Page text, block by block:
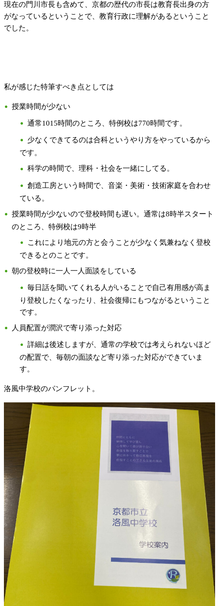
現在の門川市長も含めて、京都の歴代の市長は教育長出身の方
がなっているということで、教育行政に理解があるということ
でした。
私が感じた特筆すべき点としては
授業時間が少ない
通常1015時間のところ、特例校は770時間です。
少なくできてるのは合科というやり方をやっているから
です。
科学の時間で、理科・社会を一緒にしてる。
創造工房という時間で、音楽・美術・技術家庭を合わせ
ている。
授業時間が少ないので登校時間も遅い。通常は8時半スタート
のところ、特例校は9時半
これにより地元の方と会うことが少なく気兼ねなく登校
できるとのことです。
朝の登校時に一人一人面談をしている
毎日話を聞いてくれる人がいることで自己有用感が高ま
り登校したくなったり、社会復帰にもつながるということ
です。
人員配置が潤沢で寄り添った対応
詳細は後述しますが、通常の学校では考えられないほど
の配置で、毎朝の面談など寄り添った対応ができていま
す。
洛風中学校のパンフレット。